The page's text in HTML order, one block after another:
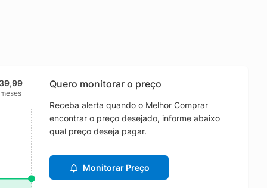
Quero monitorar o preço
Receba alerta quando o Melhor Comprar
encontrar o preço desejado, informe abaixo
qual preço deseja pagar.
Monitorar Preço